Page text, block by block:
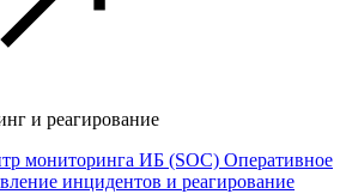
и реагирование
мониторинга ИБ (SOC) Оперативное
инцидентов и реагирование